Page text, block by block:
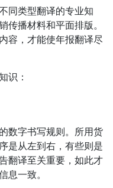
同类型翻译的专业知
播材料和平面排版。
容，才能使年报翻译尽
识：
数字书写规则。所用货
是从左到右，有些则是
翻译至关重要，如此才
息一致。